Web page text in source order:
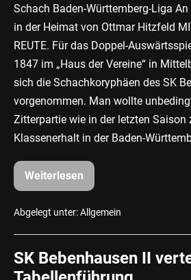
Schach Baden-Württemberg-Liga
in der Heimat von Ottmar Hitzfeld
REUTE. Für das Doppel-
1847 im „Haus der Vereine“ in
sich die Schachkoryphäen des SK
vorgenommen. Man wollte
Zitterpartie wie in der letzten Saison
Klassenerhalt in der Baden-
Weiterlesen
weitere
souveräne
für
SK
Abgelegt unter:Allgemein
SK Bebenhausen II